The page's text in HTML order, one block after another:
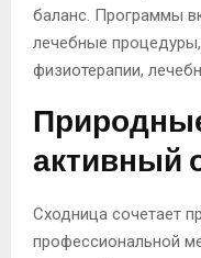
баланс. Программы
лечебные
физиотерапии,
активный
Сходница сочетает
профессиональной